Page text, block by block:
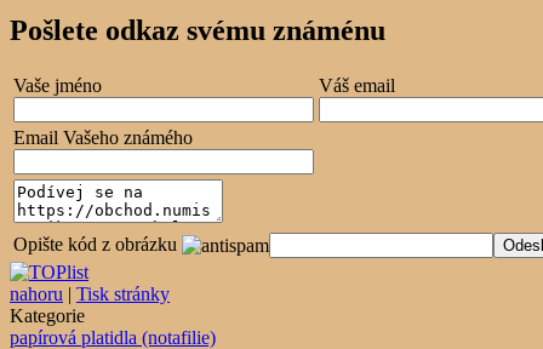
Pošlete odkaz svému známénu
Vaše jméno Váš email
Email Vašeho známého
Opište kód z obrázku
nahoru | Tisk stránky
Kategorie
papírová platidla (notafilie)